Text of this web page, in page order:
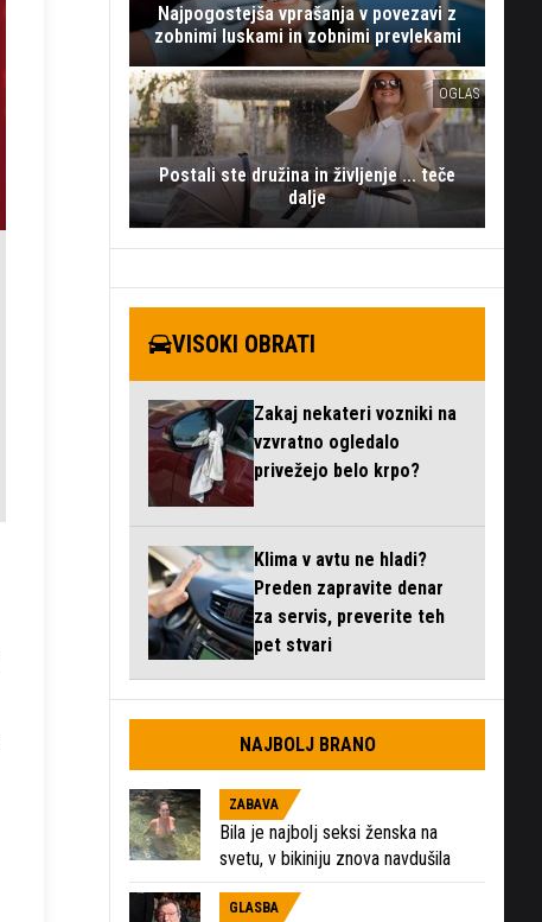
Najpogostejša vprašanja v povezavi z
zobnimi luskami in zobnimi prevlekami
OGLAS
Postali ste družina in življenje ... teče
dalje
VISOKI OBRATI
Zakaj nekateri vozniki na
vzvratno ogledalo
privežejo belo krpo?
Klima v avtu ne hladi?
Preden zapravite denar
za servis, preverite teh
pet stvari
NAJBOLJ BRANO
ZABAVA
Bila je najbolj seksi ženska na
svetu, v bikiniju znova navdušila
GLASBA